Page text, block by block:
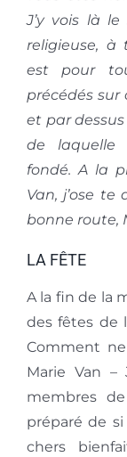
J’y vois là
religieuse, à
est pour
précédés sur
et par
de laquelle
fondé. A la
Van, j’ose
bonne route,
LA FÊTE
A la fin de la
des fêtes de
Comment
Marie Van
membres
préparé de
chers